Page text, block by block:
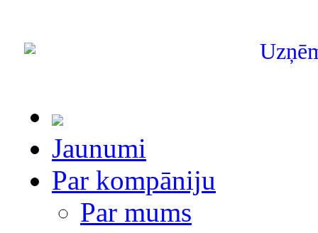
Jaunumi
Par kompāniju
Par mums